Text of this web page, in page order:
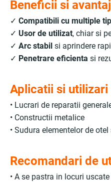
Beneficii si
✓ Compatibili cu multiple
✓ Usor de utilizat, chiar si
✓ Arc stabil si aprindere
✓ Penetrare eficienta si
Aplicatii si utilizari
• Lucrari de reparatii
• Constructii metalice
• Sudura elementelor de
Recomandari de
• A se pastra in locuri